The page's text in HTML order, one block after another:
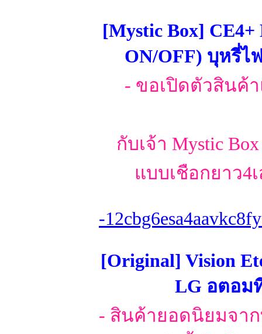
[Mystic Box]
ON/OFF) บุหรี่ไ
- ขอเปิดตัวสินค้
กับเจ้า Mystic
แบบเชือกยาว
-
[Original] Vision
LG อตอม
- สินค้ายอดนิยมจา